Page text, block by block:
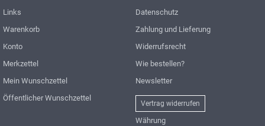
Links
Warenkorb
Konto
Merkzettel
Mein Wunschzettel
Öffentlicher Wunschzettel
Datenschutz
Zahlung und Lieferung
Widerrufsrecht
Wie bestellen?
Newsletter
Vertrag widerrufen
Währung